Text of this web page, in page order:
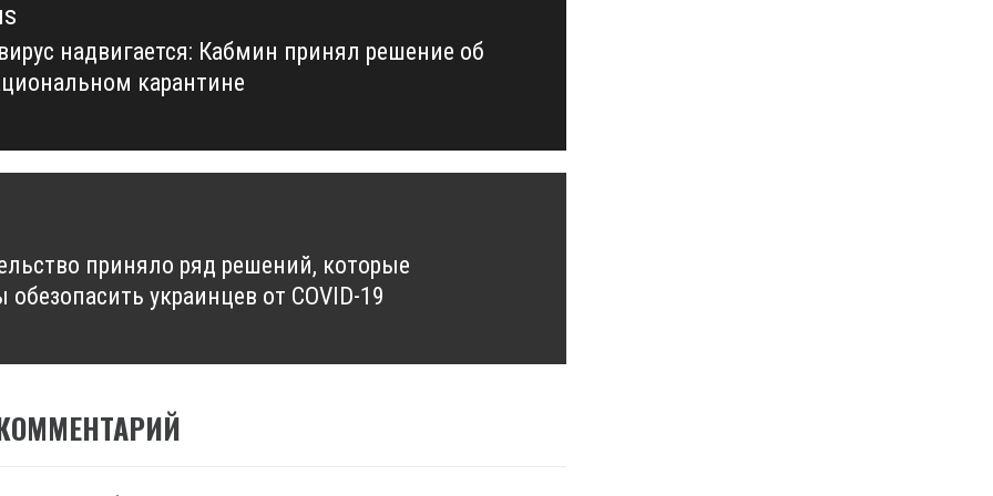
надвигается: Кабмин принял решение об
карантине
приняло ряд решений, которые
украинцев от COVID-19